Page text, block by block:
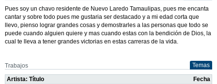
Pues soy un chavo residente de Nuevo Laredo Tamaulipas, pues me encanta
cantar y sobre todo pues me gustaria ser destacado y a mi edad corta que
llevo, pienso lograr grandes cosas y demostrarles a las personas que todo se
puede cuando alguien quiere y mas cuando estas con la bendición de Dios, la
cual te lleva a tener grandes victorias en estas carreras de la vida.
Trabajos Temas
Artista: Título
Fecha